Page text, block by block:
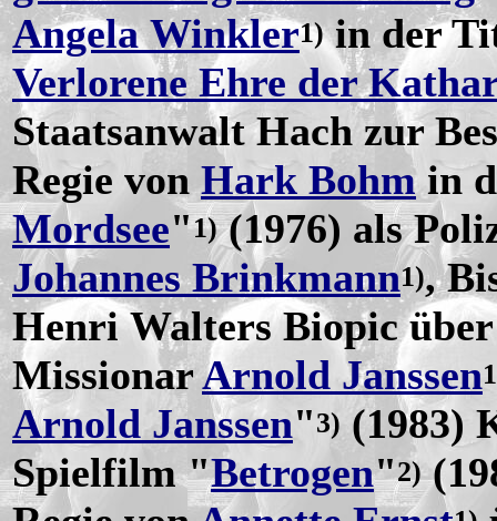
Angela Winkler1)in der
Verlorene Ehre der
Staatsanwalt Hach zur
Regie vonHark Bohmin
Mordsee"1)(1976) als
Johannes Brinkmann1),
Henri Walters Biopic
MissionarArnold Janssen
Arnold Janssen"3) (1983)
Spielfilm "Betrogen"2)